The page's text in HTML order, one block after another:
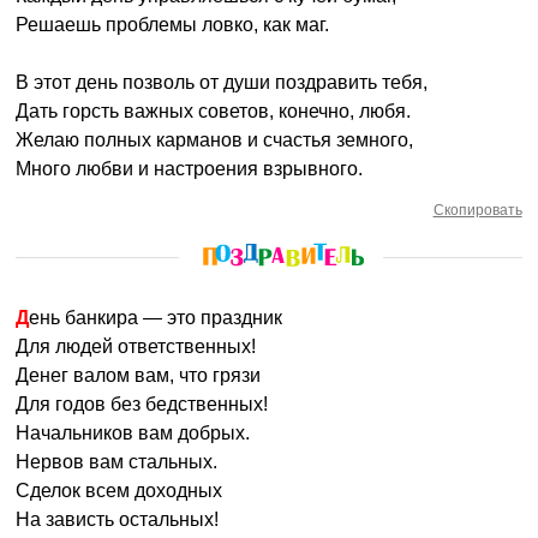
Решаешь проблемы ловко, как маг.
В этот день позволь от души поздравить тебя,
Дать горсть важных советов, конечно, любя.
Желаю полных карманов и счастья земного,
Много любви и настроения взрывного.
Скопировать
День банкира — это праздник
Для людей ответственных!
Денег валом вам, что грязи
Для годов без бедственных!
Начальников вам добрых.
Нервов вам стальных.
Сделок всем доходных
На зависть остальных!